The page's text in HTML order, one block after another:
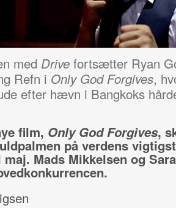
med Drivefortsætter Ryan
Refn i Only God Forgives,
efter hævn i Bangkoks
film, Only God Forgives,
på verdens
Mads Mikkelsen og